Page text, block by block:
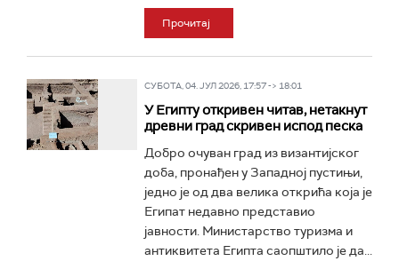
Прочитај
СУБОТА, 04. ЈУЛ 2026, 17:57 -> 18:01
У Египту откривен читав, нетакнут
древни град скривен испод песка
Добро очуван град из византијског
доба, пронађен у Западној пустињи,
једно је од два велика открића која је
Египат недавно представио
јавности. Министарство туризма и
антиквитета Египта саопштило је да...